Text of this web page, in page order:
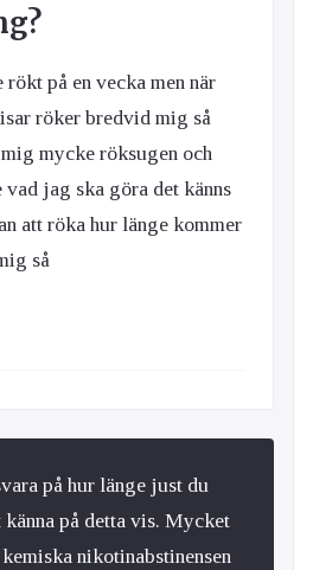
rökt på en vecka men när
röker bredvid mig så
mycke röksugen och
jag ska göra det känns
att röka hur länge kommer
så
på hur länge just du
känna på detta vis. Mycket
nikotinabstinensen